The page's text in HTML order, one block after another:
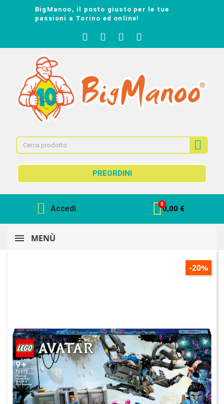
BigManoo, il posto giusto per le tue
passioni a Torino ed online!
PREORDINI
Accedi 0,00 €
MENÙ
-20%